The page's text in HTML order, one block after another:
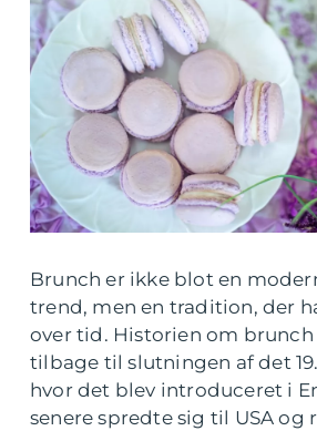
Brunch er ikke blot en
trend, men en tradition, der
over tid. Historien om brunch
tilbage til slutningen af det
hvor det blev introduceret i
senere spredte sig til USA og